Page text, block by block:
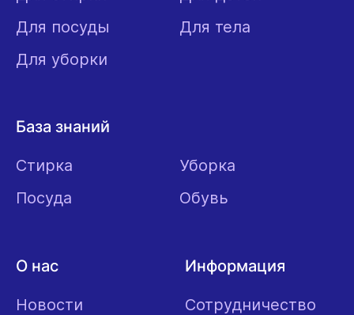
Для посуды
Для уборки
Для тела
База знаний
Стирка
Посуда
Уборка
Обувь
О нас
Новости
Информация
Сотрудничество